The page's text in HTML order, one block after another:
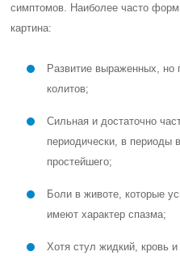
симптомов. Наиболее часто
картина:
Развитие выраженных, но
колитов;
Сильная и достаточно
периодически, в периоды
простейшего;
Боли в животе, которые
имеют характер спазма;
Хотя стул жидкий, кровь